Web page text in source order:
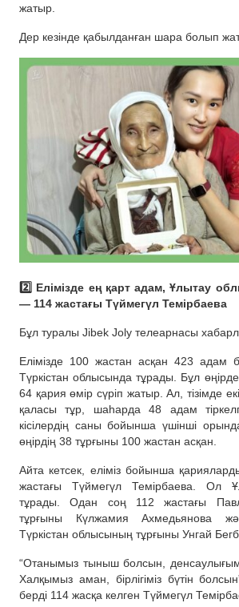
жатыр.
Дер кезінде қабылданған шара болып
2️⃣ Елімізде ең қарт адам, Ұлытау
— 114 жастағы Түймегүл Темірбаева
Бұл туралы Jibek Joly телеарнасы
Елімізде 100 жастан асқан 423 адам
Түркістан облысында тұрады. Бұл
64 қария өмір сүріп жатыр. Ал, тізімде
қаласы тұр, шаһарда 48 адам
кісілердің саны бойынша үшінші
өңірдің 38 тұрғыны 100 жастан асқан.
Айта кетсек, еліміз бойынша
жастағы Түймегүл Темірбаева. Ол
тұрады. Одан соң 112 жастағы
тұрғыны Күлжамия Ахмедьянова
Түркістан облысының тұрғыны Унгай
“Отанымыз тыныш болсын,
Халқымыз аман, бірлігіміз бүтін
берді 114 жасқа келген Түймегүл